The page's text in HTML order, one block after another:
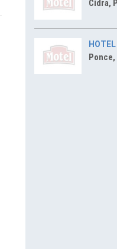
Cidra,